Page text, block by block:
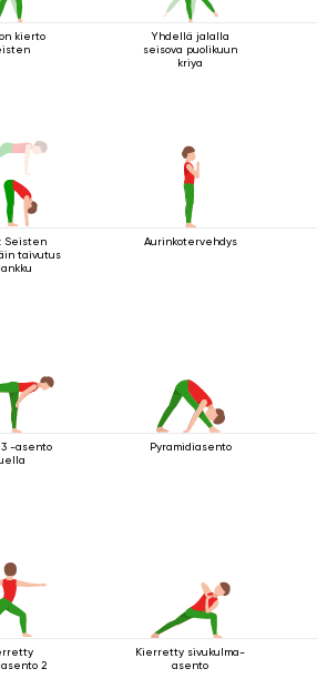
kierto
Yhdellä jalalla
seisova puolikuun
kriya
Seisten
taivutus
Aurinkotervehdys
-asento
Pyramidiasento
2
Kierretty sivukulma-
asento